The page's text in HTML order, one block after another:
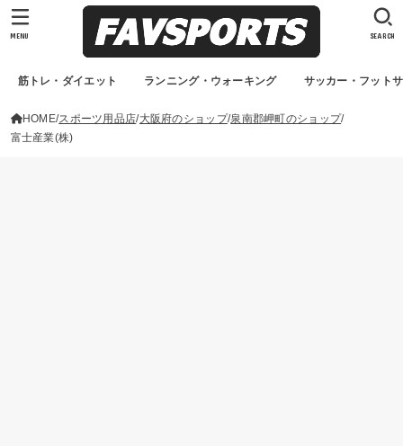
筋トレ・ダイエット ランニング・ウォーキング サッカー・フット
SEARCH
MENU
HOME スポーツ用品店 大阪府のショップ 泉南郡岬町のショップ
富士産業(株)